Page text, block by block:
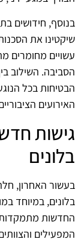
בנוסף, חידושים
שיקטינו את
עשויים מחומרים
הסביבה. השילוב
הבטיחות בכל
האירועים
גישות
בלונים
בעשור האחרון,
בלונים, במיוחד
החדשות מתמקדות
המפעילים